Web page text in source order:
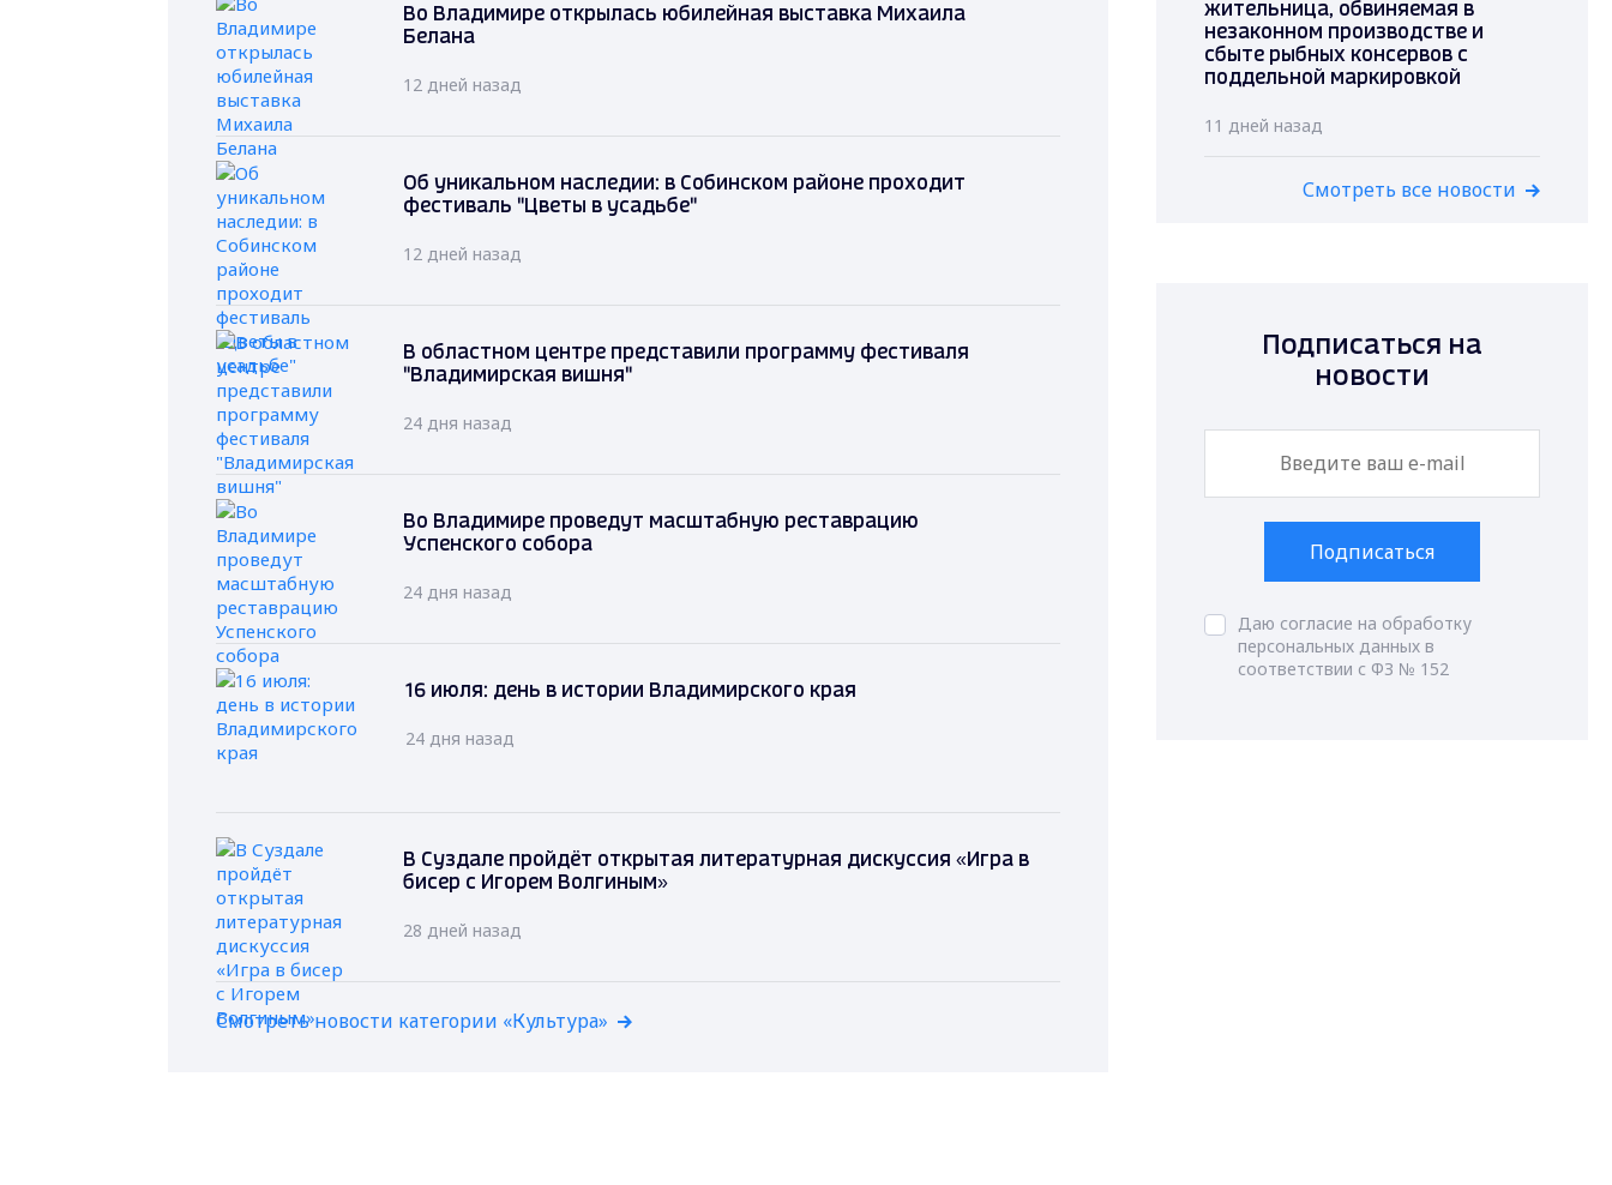
Во Владимире открылась юбилейная выставка Михаила
Белана
12 дней назад
Об уникальном наследии: в Собинском районе проходит
фестиваль "Цветы в усадьбе"
12 дней назад
В областном центре представили программу фестиваля
"Владимирская вишня"
24 дня назад
Во Владимире проведут масштабную реставрацию
Успенского собора
24 дня назад
16 июля: день в истории Владимирского края
24 дня назад
В Суздале пройдёт открытая литературная дискуссия «Игра в
бисер с Игорем Волгиным»
28 дней назад
Смотреть новости категории «Культура»
жительница, обвиняемая в
незаконном производстве и
сбыте рыбных консервов с
поддельной маркировкой
11 дней назад
Смотреть все новости
Подписаться на
новости
Подписаться
Даю согласие на обработку
персональных данных в
соответствии с ФЗ № 152